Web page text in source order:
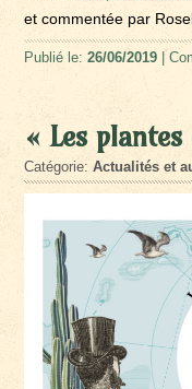
et commentée par
Publié le:26/06/2019 |
« Les
Catégorie:Actualités et